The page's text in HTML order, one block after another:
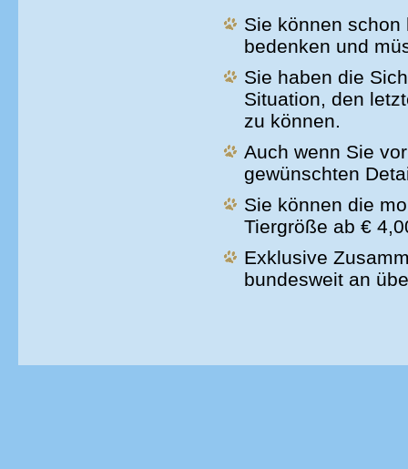
Sie können schon
bedenken und
Sie haben die
Situation, den
zu können.
Auch wenn Sie
gewünschten
Sie können die
Tiergröße ab €
Exklusive
bundesweit an